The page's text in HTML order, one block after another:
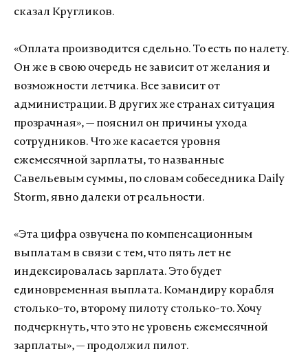
сказал Кругликов.
«Оплата производится сдельно. То есть по налету.
Он же в свою очередь не зависит от желания и
возможности летчика. Все зависит от
администрации. В других же странах ситуация
прозрачная», — пояснил он причины ухода
сотрудников. Что же касается уровня
ежемесячной зарплаты, то названные
Савельевым суммы, по словам собеседника Daily
Storm, явно далеки от реальности.
«Эта цифра озвучена по компенсационным
выплатам в связи с тем, что пять лет не
индексировалась зарплата. Это будет
единовременная выплата. Командиру корабля
столько-то, второму пилоту столько-то. Хочу
подчеркнуть, что это не уровень ежемесячной
зарплаты», — продолжил пилот.